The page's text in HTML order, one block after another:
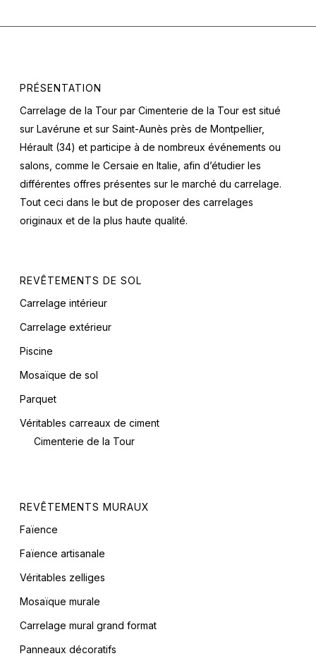
PRÉSENTATION
Carrelage de la Tour par Cimenterie de la Tour est situé
sur Lavérune et sur Saint-Aunès près de Montpellier,
Hérault (34) et participe à de nombreux événements ou
salons, comme le Cersaie en Italie, afin d’étudier les
différentes offres présentes sur le marché du carrelage.
Tout ceci dans le but de proposer des carrelages
originaux et de la plus haute qualité.
REVÊTEMENTS DE SOL
Carrelage intérieur
Carrelage extérieur
Piscine
Mosaïque de sol
Parquet
Véritables carreaux de ciment
Cimenterie de la Tour
REVÊTEMENTS MURAUX
Faïence
Faïence artisanale
Véritables zelliges
Mosaïque murale
Carrelage mural grand format
Panneaux décoratifs